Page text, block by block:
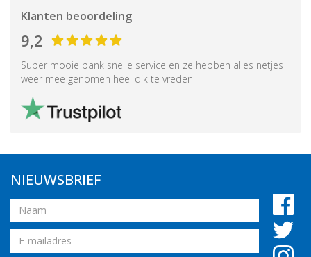
Klanten beoordeling
9,2
Super mooie bank snelle service en ze hebben alles netjes
weer mee genomen heel dik te vreden
NIEUWSBRIEF
Naam
Email
adres